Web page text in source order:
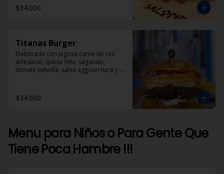
$34.000
Titanas Burger
Elaborada con jugosa carne de res
artesanal, queso feta, saganaki,
tomate cebolla, salsa aggouri tursi y
$34.000
Menu para Niños o Para Gente Que
Tiene Poca Hambre !!!